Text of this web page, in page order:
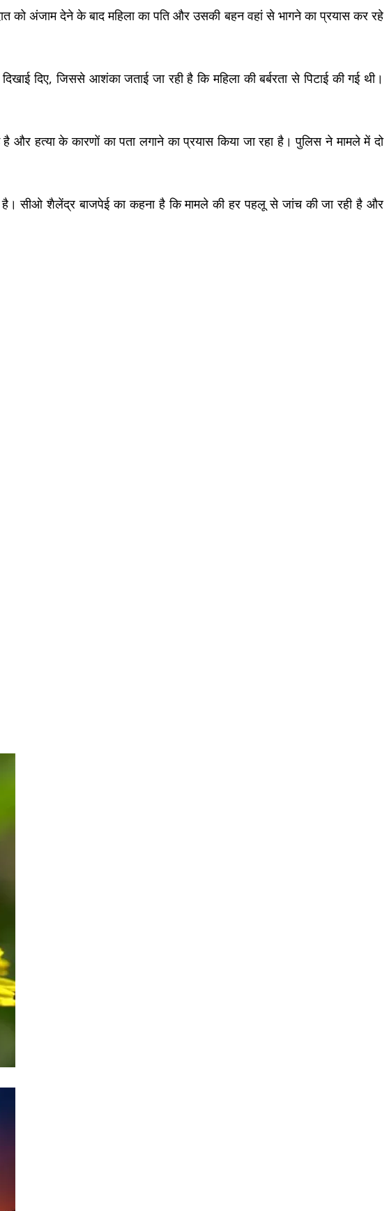
को अंजाम देने के बाद महिला का पति और उसकी बहन वहां से भागने का प्रयास कर रहे
दिए, जिससे आशंका जताई जा रही है कि महिला की बर्बरता से पिटाई की गई थी।
हत्या के कारणों का पता लगाने का प्रयास किया जा रहा है। पुलिस ने मामले में दो
है। सीओ शैलेंद्र बाजपेई का कहना है कि मामले की हर पहलू से जांच की जा रही है और